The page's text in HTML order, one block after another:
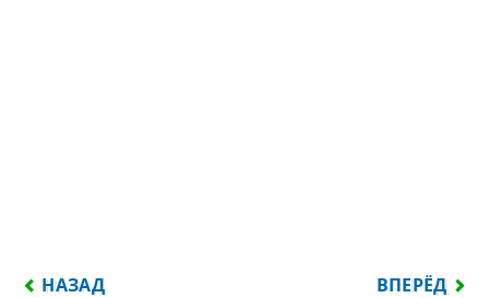
ПРЕДЫДУЩИЙ: ГРУЗИН У БИЛЕТНОЙ КАССЫ: —
НАЗАД ВПЕРЁД